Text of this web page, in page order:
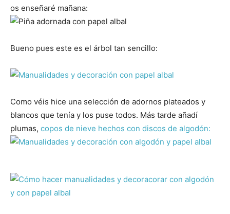
os enseñaré mañana:
Bueno pues este es el árbol tan sencillo:
Como véis hice una selección de adornos plateados y
blancos que tenía y los puse todos. Más tarde añadí
plumas, copos de nieve hechos con discos de algodón: